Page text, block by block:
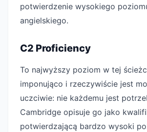
potwierdzenie wysokiego
angielskiego.
C2 Proficiency
To najwyższy poziom w tej
imponująco i rzeczywiście jest
uczciwie: nie każdemu jest
Cambridge opisuje go jako
potwierdzającą bardzo wysoki